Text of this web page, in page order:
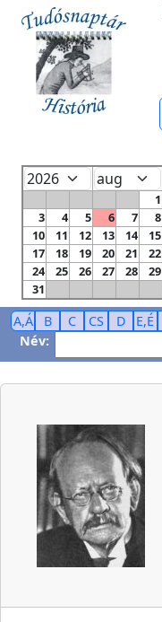
1
3
4 5 6 7 8
10
11 12 13 14 15
17
18 19 20 21 22
24
25 26 27 28 29
31
A,Á B C CS D E,É
Név: